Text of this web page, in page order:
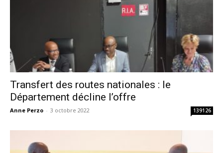
Transfert des routes nationales : le
Département décline l’offre
Anne Perzo - 3 octobre 2022 139126